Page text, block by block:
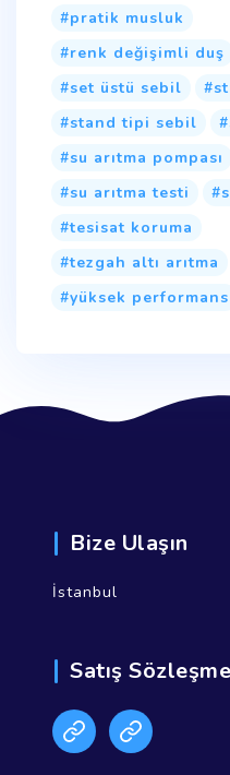
pratik musluk
renk değişimli duş
set üstü sebil
stand tipi sebil
su arıtma pompası
su arıtma testi
tesisat koruma
tezgah altı arıtma
yüksek performans
Bize Ulaşın
İstanbul
Satış